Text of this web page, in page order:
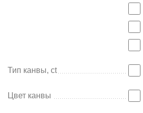
Тип канвы, ct
Цвет канвы